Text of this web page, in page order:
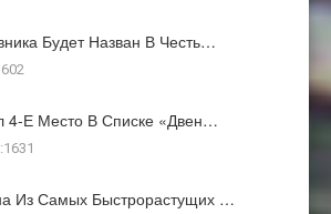
Будет Назван В Честь…
4-Е Место В Списке «Двен…
Из Самых Быстрорастущих …